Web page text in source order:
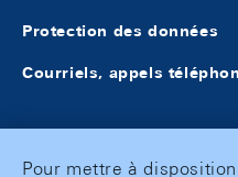
Protection des données
Courriels, appels
Pour mettre à